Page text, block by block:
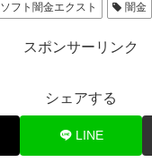
ソフト闇金エクスト 闇金
スポンサーリンク
シェアする
LINE